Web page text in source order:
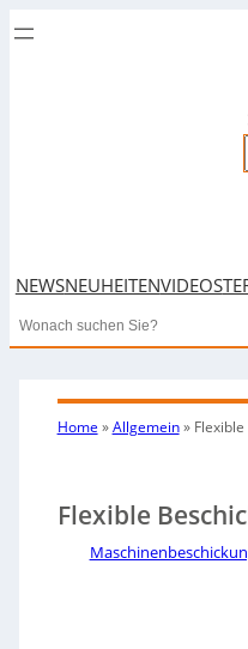
NEWSNEUHEITENVIDEOS
Search
Home »Allgemein»
Flexible